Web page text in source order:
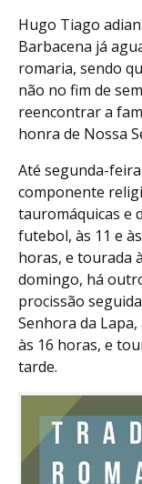
Hugo Tiago
Barbacena já
romaria, sendo
não no fim de
reencontrar a
honra de Nossa
Até segunda-
componente
tauromáquicas e
futebol, às 11 e
horas, e tourada
domingo, há
procissão
Senhora da
às 16 horas, e
tarde.